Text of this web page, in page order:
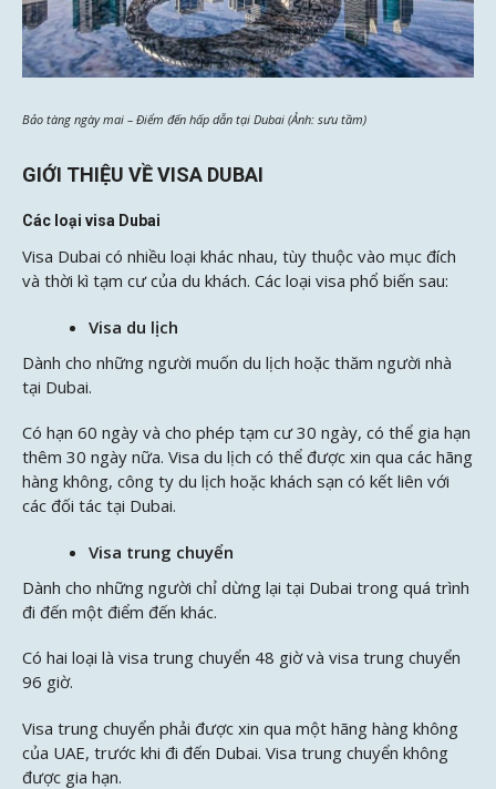
Bảo tàng ngày mai – Điểm đến hấp dẫn tại Dubai (Ảnh: sưu tầm)
GIỚI THIỆU VỀ VISA DUBAI
Các loại visa Dubai
Visa Dubai có nhiều loại khác nhau, tùy thuộc vào mục đích
và thời kì tạm cư của du khách. Các loại visa phổ biến sau:
Visa du lịch
Dành cho những người muốn du lịch hoặc thăm người nhà
tại Dubai.
Có hạn 60 ngày và cho phép tạm cư 30 ngày, có thể gia hạn
thêm 30 ngày nữa. Visa du lịch có thể được xin qua các hãng
hàng không, công ty du lịch hoặc khách sạn có kết liên với
các đối tác tại Dubai.
Visa trung chuyển
Dành cho những người chỉ dừng lại tại Dubai trong quá trình
đi đến một điểm đến khác.
Có hai loại là visa trung chuyển 48 giờ và visa trung chuyển
96 giờ.
Visa trung chuyển phải được xin qua một hãng hàng không
của UAE, trước khi đi đến Dubai. Visa trung chuyển không
được gia hạn.